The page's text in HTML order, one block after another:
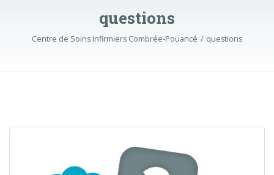
questions
Centre de Soins Infirmiers Combrée-Pouancé questions